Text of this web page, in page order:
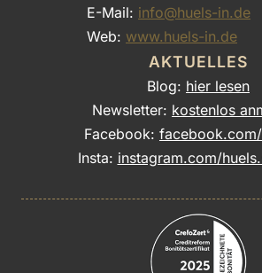
E-Mail: info@huels-in.de
Web: www.huels-in.de
AKTUELLES
Blog: hier lesen
Newsletter: kostenlos
Facebook:
Insta: instagram.com/